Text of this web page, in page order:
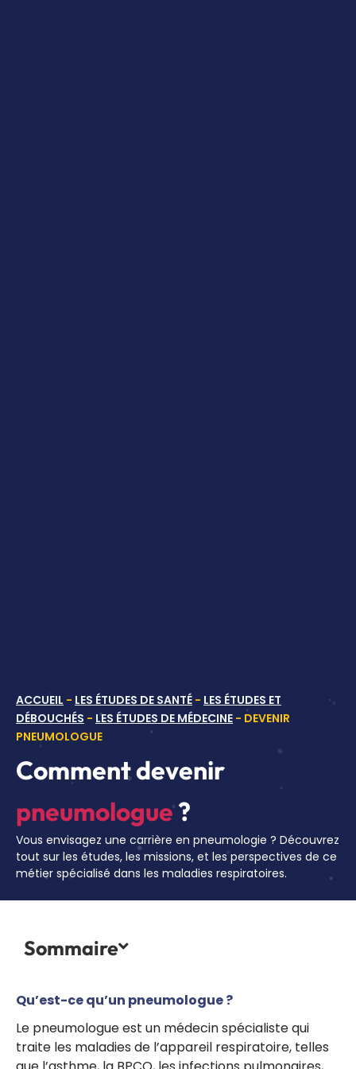
ACCUEIL - LES ÉTUDES DE SANTÉ - LES ÉTUDES ET
DÉBOUCHÉS - LES ÉTUDES DE MÉDECINE - DEVENIR
PNEUMOLOGUE
Comment devenir
pneumologue?
Vous envisagez une carrière en pneumologie ? Découvrez
tout sur les études, les missions, et les perspectives de ce
métier spécialisé dans les maladies respiratoires.
Sommaire
Qu’est-ce qu’un pneumologue ?
Le pneumologue est un médecin spécialiste qui
traite les maladies de l’appareil respiratoire, telles